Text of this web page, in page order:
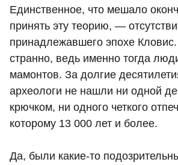
Единственное, что мешало
принять эту теорию, —
принадлежавшего эпохе
странно, ведь именно тогда
мамонтов. За долгие
археологи не нашли ни одной
крючком, ни одного четкого
которому 13 000 лет и более.
Да, были какие-то